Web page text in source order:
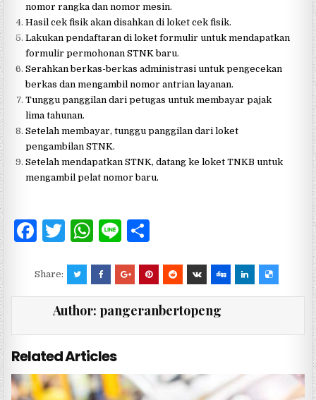
nomor rangka dan nomor mesin.
Hasil cek fisik akan disahkan di loket cek fisik.
Lakukan pendaftaran di loket formulir untuk mendapatkan
formulir permohonan STNK baru.
Serahkan berkas-berkas administrasi untuk pengecekan
berkas dan mengambil nomor antrian layanan.
Tunggu panggilan dari petugas untuk membayar pajak
lima tahunan.
Setelah membayar, tunggu panggilan dari loket
pengambilan STNK.
Setelah mendapatkan STNK, datang ke loket TNKB untuk
mengambil pelat nomor baru.
F
c
e
o
o
k
T
it
te
r
W
at
s
A
p
p
Li
e
ar
e
Share:
Author: pangeranbertopeng
Related Articles